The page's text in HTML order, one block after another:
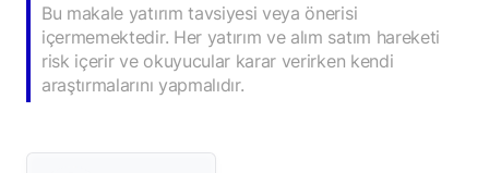
Bu makale yatırım tavsiyesi veya önerisi
içermemektedir. Her yatırım ve alım satım hareketi
risk içerir ve okuyucular karar verirken kendi
araştırmalarını yapmalıdır.